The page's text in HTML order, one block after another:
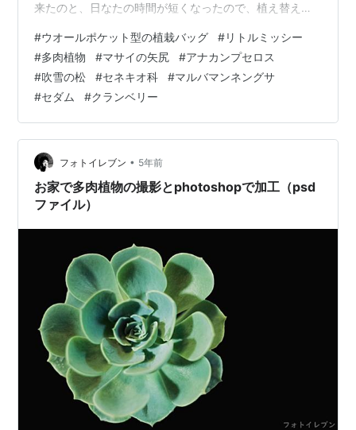
来たのと、日なたの時間が短くなったので、植え替えを
黄色く枯れてきています🧐 根のサークリング現象を防止
でき、底石を入れないで直接土を入れれるスリット型の
植木鉢に今度は植えました。 スリット型は安価で植物に
も良いので好きですが、見た目がイマイチ😞なのと、薄
いプラスチックなので夏の高温と日差しにはあまり良い
とは言えないでしょうね（´-`）.｡oO…
#ウオールポケット型の植栽バッグ #リトルミッシー
#多肉植物 #マサイの矢尻 #アナカンプセロス
#吹雪の松 #セネキオ科 #マルバマンネングサ
#セダム #クランベリー
フォトイレブン • 5年前
お家で多肉植物の撮影とphotoshopで加工（psd
ファイル）